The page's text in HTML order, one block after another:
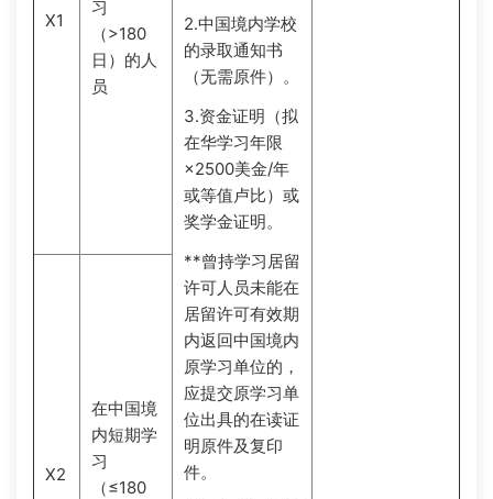
X1
习
（>180
日）的人
员
2.中国境内学校
的录取通知书
（无需原件）。
3.资金证明（拟
在华学习年限
×2500美金/年
或等值卢比）或
奖学金证明。
**曾持学习居留
许可人员未能在
居留许可有效期
内返回中国境内
原学习单位的，
应提交原学习单
位出具的在读证
明原件及复印
件。
X2
在中国境
内短期学
习
（≤180